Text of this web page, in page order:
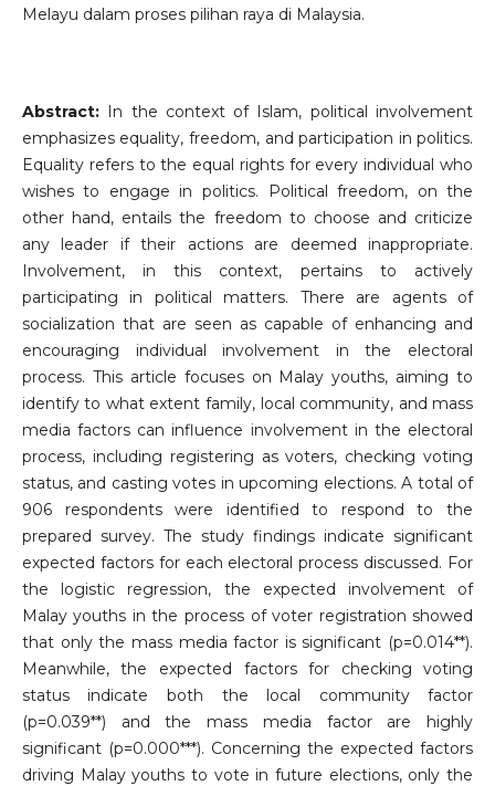
Melayu dalam proses pilihan raya di Malaysia.
Abstract:In the context of Islam, political involvement
emphasizes equality, freedom, and participation in politics.
Equality refers to the equal rights for every individual who
wishes to engage in politics. Political freedom, on the
other hand, entails the freedom to choose and criticize
any leader if their actions are deemed inappropriate.
Involvement, in this context, pertains to actively
participating in political matters. There are agents of
socialization that are seen as capable of enhancing and
encouraging individual involvement in the electoral
process. This article focuses on Malay youths, aiming to
identify to what extent family, local community, and mass
media factors can influence involvement in the electoral
process, including registering as voters, checking voting
status, and casting votes in upcoming elections. A total of
906 respondents were identified to respond to the
prepared survey. The study findings indicate significant
expected factors for each electoral process discussed. For
the logistic regression, the expected involvement of
Malay youths in the process of voter registration showed
that only the mass media factor is significant (p=0.014**).
Meanwhile, the expected factors for checking voting
status indicate both the local community factor
(p=0.039**) and the mass media factor are highly
significant (p=0.000***). Concerning the expected factors
driving Malay youths to vote in future elections, only the